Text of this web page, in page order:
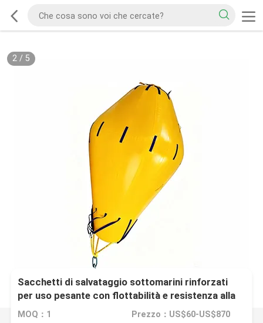
2/ 5
Sacchetti di salvataggio sottomarini rinforzati
per uso pesante con flottabilità e resistenza alla
corrosione da 1 a 100 tonnellate
MOQ：1 Prezzo：US$60-US$870